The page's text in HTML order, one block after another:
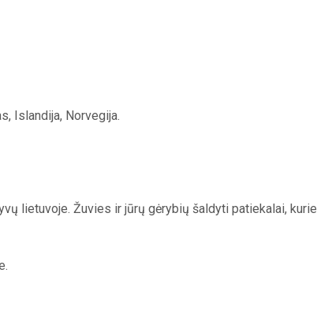
Islandija, Norvegija.
lietuvoje. Žuvies ir jūrų gėrybių šaldyti patiekalai, kurie